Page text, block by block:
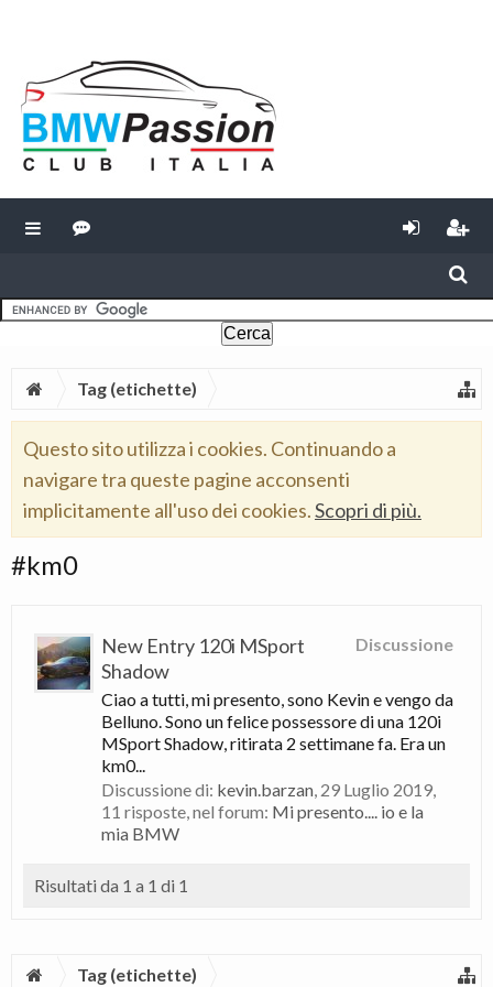
Tag (etichette)
Questo sito utilizza i cookies. Continuando a
navigare tra queste pagine acconsenti
implicitamente all'uso dei cookies.Scopri di più.
#km0
Discussione
New Entry 120i MSport
Shadow
Ciao a tutti, mi presento, sono Kevin e vengo da
Belluno. Sono un felice possessore di una 120i
MSport Shadow, ritirata 2 settimane fa. Era un
km0...
Discussione di: kevin.barzan, 29 Luglio 2019,
11 risposte, nel forum: Mi presento.... io e la
mia BMW
Risultati da 1 a 1 di 1
Tag (etichette)